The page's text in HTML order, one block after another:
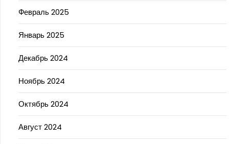
Февраль 2025
Январь 2025
Декабрь 2024
Ноябрь 2024
Октябрь 2024
Август 2024